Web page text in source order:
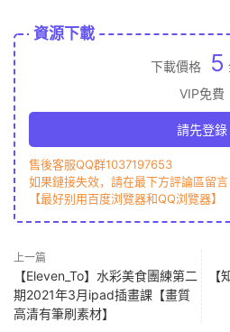
資源下載
下載價格 5
VIP免費
請先登錄
售後客服QQ群1037197653
如果鏈接失效，請在最下方評論區留言
【最好别用百度浏覽器和QQ浏覽器】
上一篇
【Eleven_To】水彩美食團練第二
期2021年3月ipad插畫課【畫質
高清有筆刷素材】